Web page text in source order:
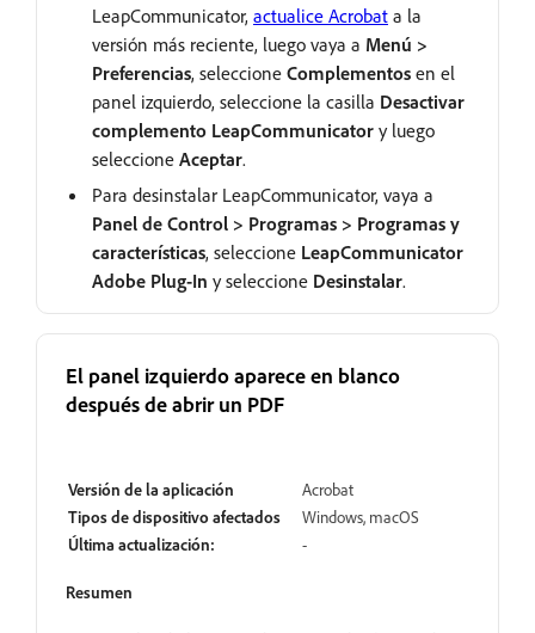
LeapCommunicator, actualice Acrobat a la
versión más reciente, luego vaya a Menú >
Preferencias, seleccione Complementos en el
panel izquierdo, seleccione la casilla Desactivar
complemento LeapCommunicator y luego
seleccione Aceptar.
Para desinstalar LeapCommunicator, vaya a
Panel de Control > Programas > Programas y
características, seleccione LeapCommunicator
Adobe Plug-In y seleccione Desinstalar.
El panel izquierdo aparece en blanco
después de abrir un PDF
Versión de la aplicación
Acrobat
Tipos de dispositivo afectados
Windows, macOS
Última actualización:
-
Resumen